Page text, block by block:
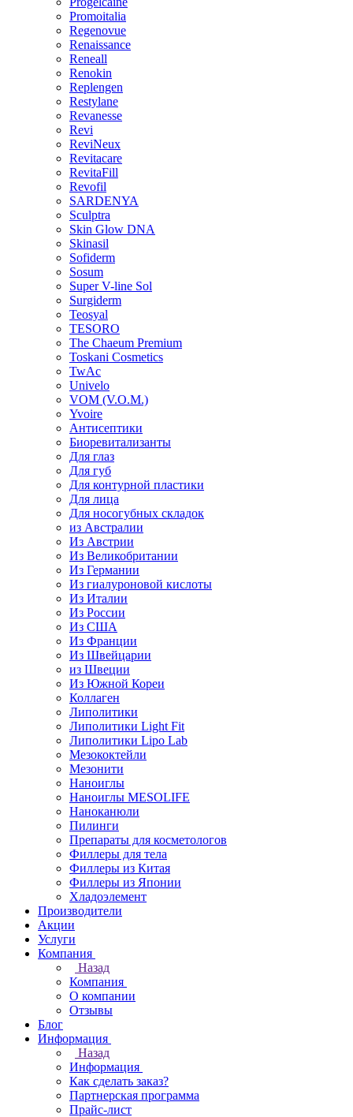
Promoitalia
Regenovue
Renaissance
Reneall
Renokin
Replengen
Restylane
Revanesse
Revi
ReviNeux
Revitacare
RevitaFill
Revofil
SARDENYA
Sculptra
Skin Glow DNA
Skinasil
Sofiderm
Sosum
Super V-line Sol
Surgiderm
Teosyal
TESORO
The Chaeum Premium
Toskani Cosmetics
TwAc
Univelo
VOM (V.O.M.)
Yvoire
Антисептики
Биоревитализанты
Для глаз
Для губ
Для контурной пластики
Для лица
Для носогубных складок
из Австралии
Из Австрии
Из Великобритании
Из Германии
Из гиалуроновой кислоты
Из Италии
Из России
Из США
Из Франции
Из Швейцарии
из Швеции
Из Южной Кореи
Коллаген
Липолитики
Липолитики Light Fit
Липолитики Lipo Lab
Мезококтейли
Мезонити
Наноиглы
Наноиглы MESOLIFE
Наноканюли
Пилинги
Препараты для косметологов
Филлеры для тела
Филлеры из Китая
Филлеры из Японии
Хладоэлемент
Производители
Акции
Услуги
Компания
Назад
Компания
О компании
Отзывы
Блог
Информация
Назад
Информация
Как сделать заказ?
Партнерская программа
Прайс-лист